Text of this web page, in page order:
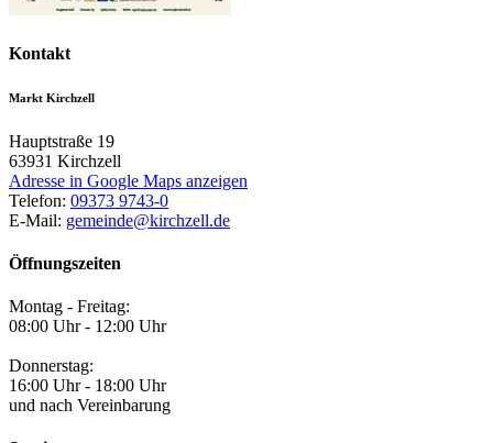
Kontakt
Markt Kirchzell
Hauptstraße 19
63931 Kirchzell
Adresse in Google Maps anzeigen
Telefon: 09373 9743-0
E-Mail: gemeinde@kirchzell.de
Öffnungszeiten
Montag - Freitag:
08:00 Uhr - 12:00 Uhr
Donnerstag:
16:00 Uhr - 18:00 Uhr
und nach Vereinbarung